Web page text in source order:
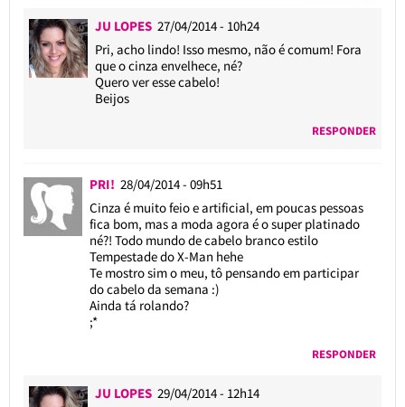
JU LOPES 27/04/2014 - 10h24
Pri, acho lindo! Isso mesmo, não é comum! Fora
que o cinza envelhece, né?
Quero ver esse cabelo!
Beijos
RESPONDER
PRI! 28/04/2014 - 09h51
Cinza é muito feio e artificial, em poucas pessoas
fica bom, mas a moda agora é o super platinado
né?! Todo mundo de cabelo branco estilo
Tempestade do X-Man hehe
Te mostro sim o meu, tô pensando em participar
do cabelo da semana :)
Ainda tá rolando?
;*
RESPONDER
JU LOPES 29/04/2014 - 12h14